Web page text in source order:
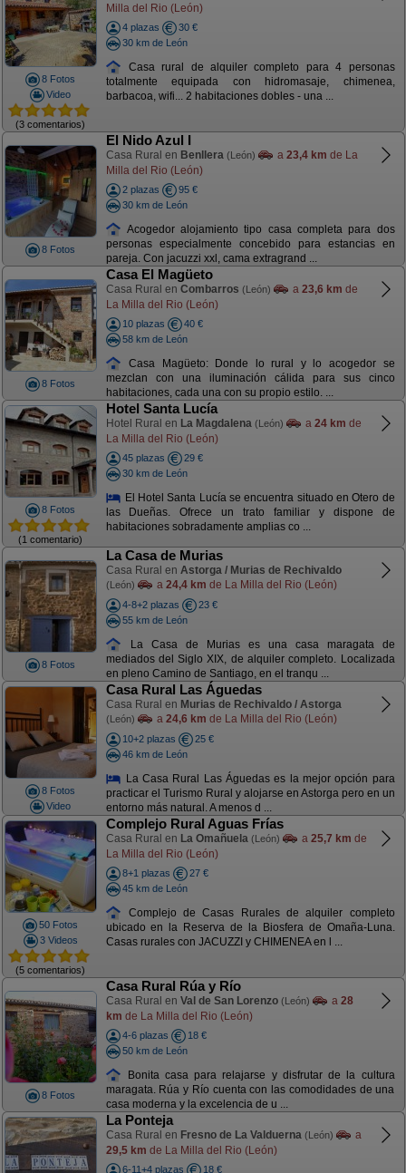
8 Fotos
Video
(3 comentarios)
Milla del Rio (León)
4 plazas
30 €
30 km de León
Casa rural de alquiler completo para 4 personas
totalmente equipada con hidromasaje, chimenea,
barbacoa, wifi... 2 habitaciones dobles - una ...
8 Fotos
El Nido Azul I
Casa Rural en Benllera (León) a 23,4 km de La
Milla del Rio (León)
2 plazas
95 €
30 km de León
Acogedor alojamiento tipo casa completa para dos
personas especialmente concebido para estancias en
pareja. Con jacuzzi xxl, cama extragrand ...
8 Fotos
Casa El Magüeto
Casa Rural en Combarros (León) a 23,6 km de
La Milla del Rio (León)
10 plazas
40 €
58 km de León
Casa Magüeto: Donde lo rural y lo acogedor se
mezclan con una iluminación cálida para sus cinco
habitaciones, cada una con su propio estilo. ...
8 Fotos
(1 comentario)
Hotel Santa Lucía
Hotel Rural en La Magdalena (León) a 24 km de
La Milla del Rio (León)
45 plazas
29 €
30 km de León
El Hotel Santa Lucía se encuentra situado en Otero de
las Dueñas. Ofrece un trato familiar y dispone de
habitaciones sobradamente amplias co ...
8 Fotos
La Casa de Murias
Casa Rural en Astorga / Murias de Rechivaldo
(León) a 24,4 km de La Milla del Rio (León)
4-8+2 plazas
23 €
55 km de León
La Casa de Murias es una casa maragata de
mediados del Siglo XIX, de alquiler completo. Localizada
en pleno Camino de Santiago, en el tranqu ...
8 Fotos
Video
Casa Rural Las Águedas
Casa Rural en Murias de Rechivaldo / Astorga
(León) a 24,6 km de La Milla del Rio (León)
10+2 plazas
25 €
46 km de León
La Casa Rural Las Águedas es la mejor opción para
practicar el Turismo Rural y alojarse en Astorga pero en un
entorno más natural. A menos d ...
50 Fotos
3 Videos
(5 comentarios)
Complejo Rural Aguas Frías
Casa Rural en La Omañuela (León) a 25,7 km de
La Milla del Rio (León)
8+1 plazas
27 €
45 km de León
Complejo de Casas Rurales de alquiler completo
ubicado en la Reserva de la Biosfera de Omaña-Luna.
Casas rurales con JACUZZI y CHIMENEA en l ...
8 Fotos
Casa Rural Rúa y Río
Casa Rural en Val de San Lorenzo (León) a 28
km de La Milla del Rio (León)
4-6 plazas
18 €
50 km de León
Bonita casa para relajarse y disfrutar de la cultura
maragata. Rúa y Río cuenta con las comodidades de una
casa moderna y la excelencia de u ...
La Ponteja
Casa Rural en Fresno de La Valduerna (León)
a
29,5 km de La Milla del Rio (León)
6-11+4 plazas 18 €